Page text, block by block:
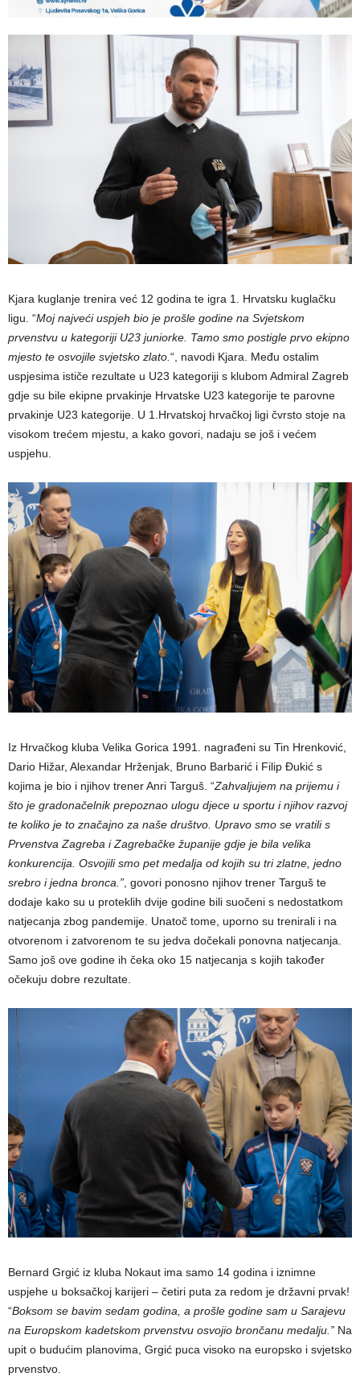
Kjara kuglanje trenira već 12 godina te igra 1. Hrvatsku kuglačku
ligu. “Moj najveći uspjeh bio je prošle godine na Svjetskom
prvenstvu u kategoriji U23 juniorke. Tamo smo postigle prvo ekipno
mjesto te osvojile svjetsko zlato.“, navodi Kjara. Među ostalim
uspjesima ističe rezultate u U23 kategoriji s klubom Admiral Zagreb
gdje su bile ekipne prvakinje Hrvatske U23 kategorije te parovne
prvakinje U23 kategorije. U 1.Hrvatskoj hrvačkoj ligi čvrsto stoje na
visokom trećem mjestu, a kako govori, nadaju se još i većem
uspjehu.
Iz Hrvačkog kluba Velika Gorica 1991. nagrađeni su Tin Hrenković,
Dario Hižar, Alexandar Hrženjak, Bruno Barbarić i Filip Đukić s
kojima je bio i njihov trener Anri Targuš. “Zahvaljujem na prijemu i
što je gradonačelnik prepoznao ulogu djece u sportu i njihov razvoj
te koliko je to značajno za naše društvo. Upravo smo se vratili s
Prvenstva Zagreba i Zagrebačke županije gdje je bila velika
konkurencija. Osvojili smo pet medalja od kojih su tri zlatne, jedno
srebro i jedna bronca.” , govori ponosno njihov trener Targuš te
dodaje kako su u proteklih dvije godine bili suočeni s nedostatkom
natjecanja zbog pandemije. Unatoč tome, uporno su trenirali i na
otvorenom i zatvorenom te su jedva dočekali ponovna natjecanja.
Samo još ove godine ih čeka oko 15 natjecanja s kojih također
očekuju dobre rezultate.
Bernard Grgić iz kluba Nokaut ima samo 14 godina i iznimne
uspjehe u boksačkoj karijeri – četiri puta za redom je državni prvak!
“Boksom se bavim sedam godina, a prošle godine sam u Sarajevu
na Europskom kadetskom prvenstvu osvojio brončanu medalju.” Na
upit o budućim planovima, Grgić puca visoko na europsko i svjetsko
prvenstvo.